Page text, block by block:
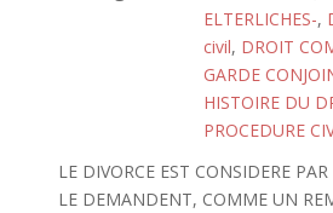
ELTERLICHES-,
civil, DROIT
GARDE
HISTOIRE DU
PROCEDURE
LE DIVORCE EST CONSIDERE
LE DEMANDENT, COMME UN